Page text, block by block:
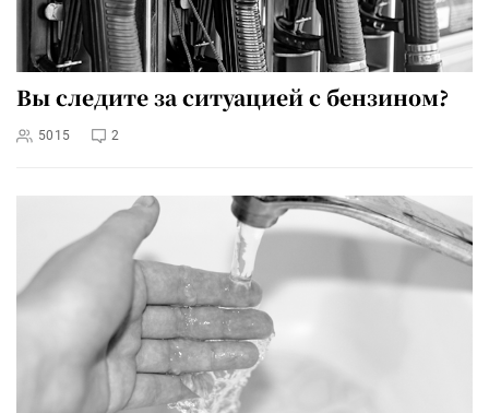
Вы следите за ситуацией с бензином?
5015 2